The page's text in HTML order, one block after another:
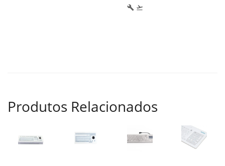
build flight_takeoff
Produtos Relacionados